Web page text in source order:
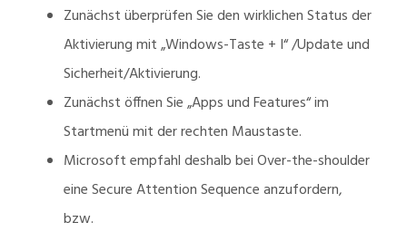
Zunächst überprüfen Sie den wirklichen Status der
Aktivierung mit „Windows-Taste + I“ /Update und
Sicherheit/Aktivierung.
Zunächst öffnen Sie „Apps und Features“ im
Startmenü mit der rechten Maustaste.
Microsoft empfahl deshalb bei Over-the-shoulder
eine Secure Attention Sequence anzufordern,
bzw.